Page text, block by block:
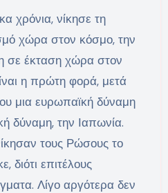
χρόνια, νίκησε τη
χώρα στον κόσμο, την
σε έκταση χώρα στον
η πρώτη φορά, μετά
μια ευρωπαϊκή δύναμη
δύναμη, την Ιαπωνία.
τους Ρώσους το
διότι επιτέλους
Λίγο αργότερα δεν